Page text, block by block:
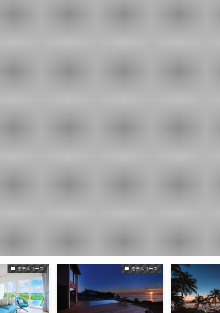
モデルコース モデルコース